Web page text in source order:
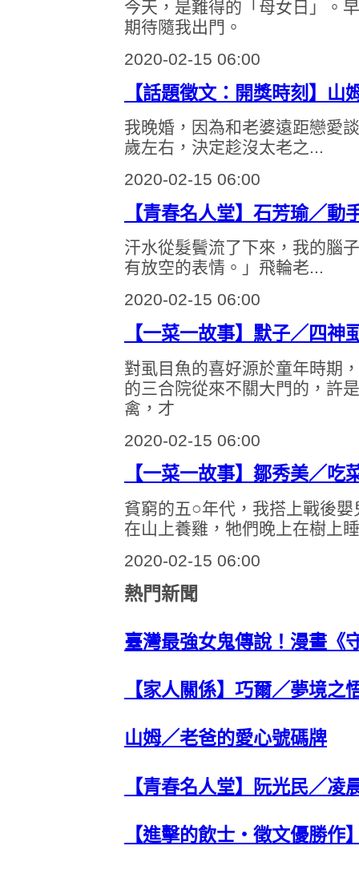
今天，是難得的「母女日」。
期待隨我出門。
2020-02-15 06:00
【話題徵文：開獎時刻】山
我晚婚，因為和老婆遠距戀愛
歲左右，決定趁沒太老之...
2020-02-15 06:00
【青春名人堂】石芳瑜／動
汗水從髮鬢流了下來，我的腦
有放空的表情。」飛輪老...
2020-02-15 06:00
【一菜一故事】默子／四神
對虱目魚的喜好源於童年時期
的三合院從來不關大門的，許
禽，才
2020-02-15 06:00
【一菜一故事】鄒秀美／吃
貧窮的五○年代，我搭上戰後
在山上養雞，牠們晚上在樹上
2020-02-15 06:00
熱門新聞
臺灣最強女鬼傳說！漫畫《
【家人關係】巧爾／夢境之
山姆／老爸的愛心號碼牌
【青春名人堂】阮光民／凌
【進擊的飲士‧徵文優勝作